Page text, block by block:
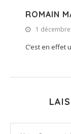
ROMAIN
1
C’est en effet